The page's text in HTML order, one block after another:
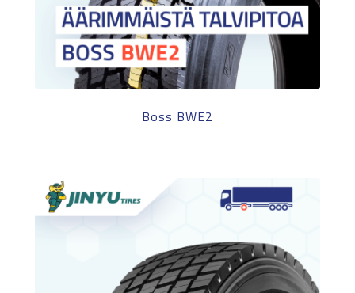
Boss BWE2